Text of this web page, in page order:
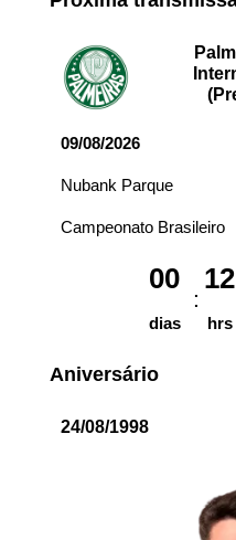
09/08/2026
Nubank Parque
Campeonato Brasileiro
00
dias
12
hrs
Aniversário
24/08/1998